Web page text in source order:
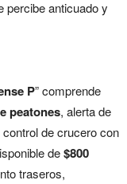
percibe anticuado y
P” comprende
peatones, alerta de
de crucero con
de$800
traseros,